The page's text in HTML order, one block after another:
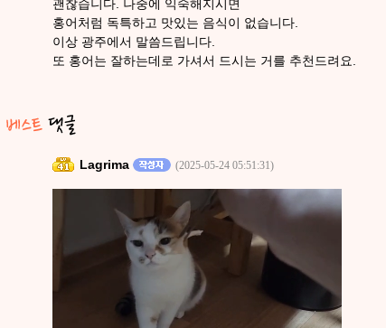
괜찮습니다. 나중에 익숙해지시면
홍어처럼 독특하고 맛있는 음식이 없습니다.
이상 광주에서 말씀드립니다.
또 홍어는 잘하는데로 가셔서 드시는 거를 추천드려요.
Lagrima (2025-05-24 05:51:31)